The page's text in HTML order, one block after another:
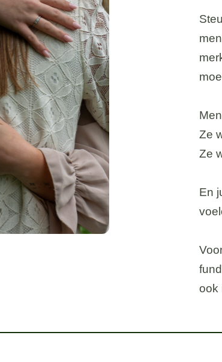
Ze
Ze
En
ook